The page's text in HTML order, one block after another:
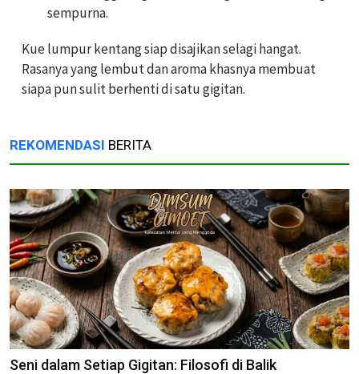
sempurna.
Kue lumpur kentang siap disajikan selagi hangat.
Rasanya yang lembut dan aroma khasnya membuat
siapa pun sulit berhenti di satu gigitan.
REKOMENDASI BERITA
Seni dalam Setiap Gigitan: Filosofi di Balik